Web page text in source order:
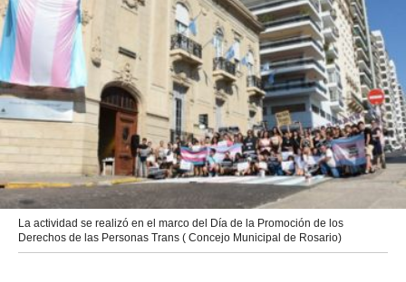
La actividad se realizó en el marco del Día de la Promoción de los
Derechos de las Personas Trans ( Concejo Municipal de Rosario)